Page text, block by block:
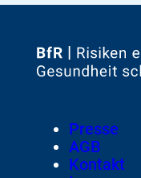
Zur
Footer
Meta-
Navigation
Presse
AGB
Kontakt